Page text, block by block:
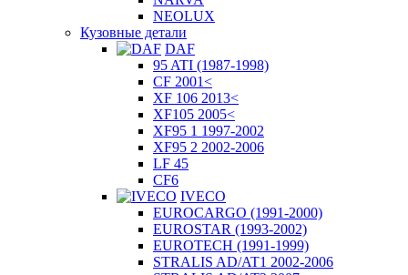
NEOLUX
Кузовные детали
DAF
95 ATI (1987-1998)
CF 2001<
XF 106 2013<
XF105 2005<
XF95 1 1997-2002
XF95 2 2002-2006
LF 45
CF6
IVECO
EUROCARGO (1991-2000)
EUROSTAR (1993-2002)
EUROTECH (1991-1999)
STRALIS AD/AT1 2002-2006